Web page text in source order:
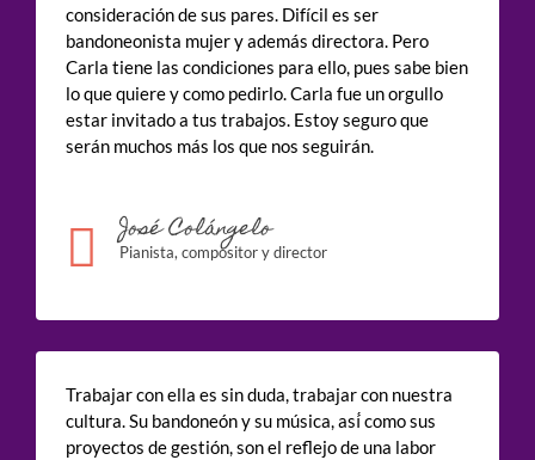
consideración de sus pares. Difícil es ser
bandoneonista mujer y además directora. Pero
Carla tiene las condiciones para ello, pues sabe bien
lo que quiere y como pedirlo. Carla fue un orgullo
estar invitado a tus trabajos. Estoy seguro que
serán muchos más los que nos seguirán.
José Colángelo
Pianista, compositor y director
Trabajar con ella es sin duda, trabajar con nuestra
cultura. Su bandoneón y su música, así́ como sus
proyectos de gestión, son el reflejo de una labor